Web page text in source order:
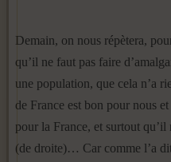
Demain, on nous répètera,
qu’il ne faut pas faire
une population, que cela n’a
de France est bon pour nous
pour la France, et surtout qu’il
(de droite)… Car comme l’a